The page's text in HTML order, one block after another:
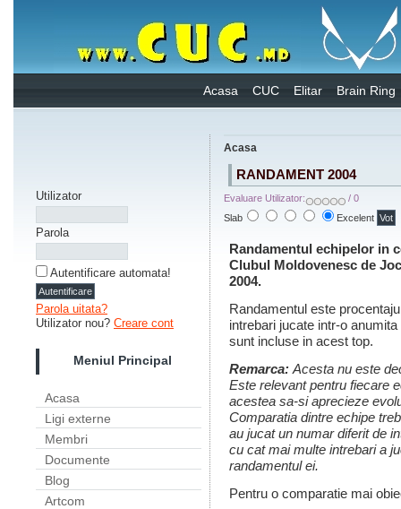
Acasa CUC Elitar Brain Ring
Utilizator
Parola
Autentificare automata!
Parola uitata?
Utilizator nou? Creare cont
Meniul Principal
Acasa
Ligi externe
Membri
Documente
Blog
Artcom
Acasa
RANDAMENT 2004
Evaluare Utilizator:
/ 0
Slab
Excelent
Randamentul echipelor in
Clubul Moldovenesc de
2004.
Randamentul este
intrebari jucate intr-o
sunt incluse in acest top.
Remarca: Acesta nu este
Este relevant pentru fiecare
acestea sa-si aprecieze
Comparatia dintre echipe
au jucat un numar diferit de
cu cat mai multe intrebari a
randamentul ei.
Pentru o comparatie mai